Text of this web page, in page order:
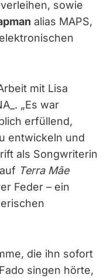
sowie
alias MAPS,
mit Lisa
„Es war
erfüllend,
entwickeln und
als Songwriterin
Terra Mãe
Feder – ein
die ihn sofort
singen hörte,